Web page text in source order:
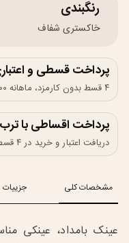
رنگبندی
خاکستری شفاف
پرداخت قسطی و
۴ قسط بدون کارمزد، ماهانه ۱۳۷٬۵۰۰ تومان
پرداخت اقساطی با
دریافت اعتبار و خرید در ۴ قسط
مشخصات کلی جزییات
عینک بامداد، عینکی